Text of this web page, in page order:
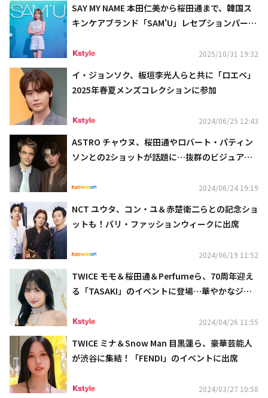
SAY MY NAME 本田仁美から桜田通まで、韓国ス
キンケアブランド「SAM'U」レセプションパーテ
2025/10/31 19:32
イ・ジョンソク、板垣李光人らと共に「ロエベ」
2025年春夏メンズコレクションに参加
2024/06/25 12:43
ASTRO チャウヌ、桜田通やロバート・パティン
ソンとの2ショットが話題に…抜群のビジュアル
2024/06/24 19:19
NCT ユウタ、コン・ユ＆赤楚衛二らとの記念ショ
ットも！パリ・ファッションウィークに出席
2024/06/19 11:52
TWICE モモ＆桜田通＆Perfumeら、70周年迎え
る「TASAKI」のイベントに登場…華やかなジュ
2024/04/26 11:55
TWICE ミナ＆Snow Man 目黒蓮ら、豪華芸能人
が渋谷に集結！「FENDI」のイベントに出席
2024/03/27 10:58